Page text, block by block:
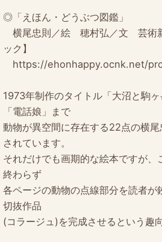
◎「えほん・どうぶつ図鑑」
横尾忠則／絵 穂村弘／文 芸術
ック】
https://ehonhappy.ocnk.net/
1973年制作のタイトル「大沼と駒
「電話娘」まで
動物が異空間に存在する22点の横
されています。
それだけでも画期的な絵本ですが、
終わらず
各ページの動物の点線部分を読者が
切抜作品
(コラージュ)を完成させるという趣